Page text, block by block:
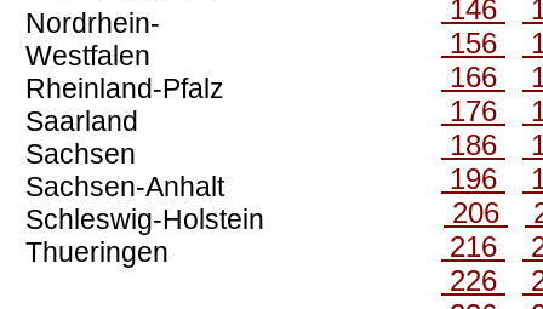
Nordrhein-
Westfalen
Rheinland-Pfalz
Saarland
Sachsen
Sachsen-Anhalt
Schleswig-Holstein
Thueringen
146
156
166
176
186
196
206
216
226